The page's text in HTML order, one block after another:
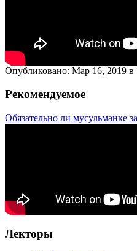
Опубликовано: Мар 16, 2019 в
Рекомендуемое
Обязательно ли мусульманке
Лекторы